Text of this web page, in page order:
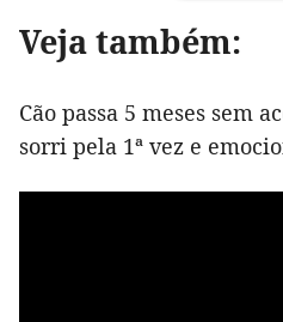
Veja também:
Cão passa 5 meses sem
sorri pela 1ª vez e